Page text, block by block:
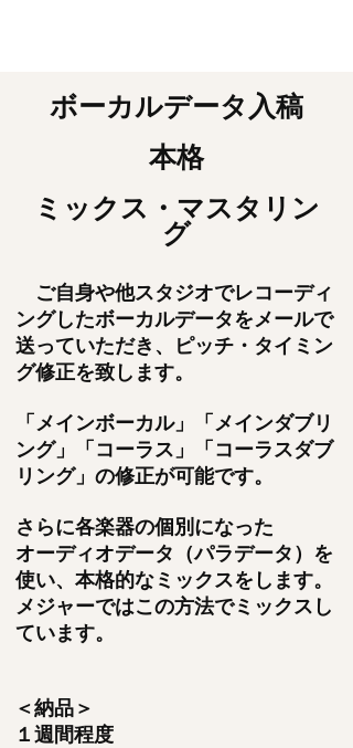
ボーカルデータ入稿
本格
ミックス・マスタリン
グ
ご自身や他スタジオでレコーディ
ングしたボーカルデータをメールで
送っていただき、
ピッチ・タイミン
グ修正を致します。
「メインボーカル」「メインダブリ
ング」
「コーラス」「コーラスダブ
リング」の修正が可能です。
さらに各楽器の個別になった
オーディオデータ（パラデータ）を
使い、本格的なミックスをします。
メジャーではこの方法でミックスし
ています。
＜納品＞
１週間程度